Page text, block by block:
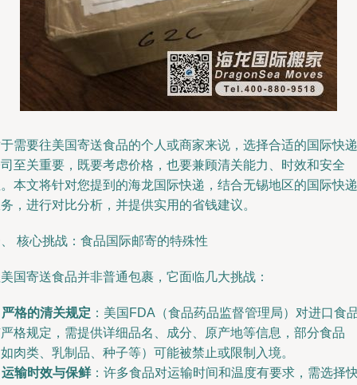
需要往美国寄送食品的个人或商家来说，选择合适的国际快递
至关重要，既要考虑价格，也要兼顾清关能力、时效和安全
本文将针对您提到的海龙国际快递，结合无锡地区的国际快递
，进行对比分析，并提供实用的省钱建议。
核心挑战：食品国际邮寄的特殊性
国寄送食品并非普通包裹，它面临几大挑战：
严格的清关规定 ：美国FDA（食品药品监督管理局）对进口食
格规定，需提供详细品名、成分、原产地等信息，部分食品
肉类、乳制品、种子等）可能被禁止或限制入境。
运输时效与保鲜：许多食品对运输时间和温度有要求，需选择